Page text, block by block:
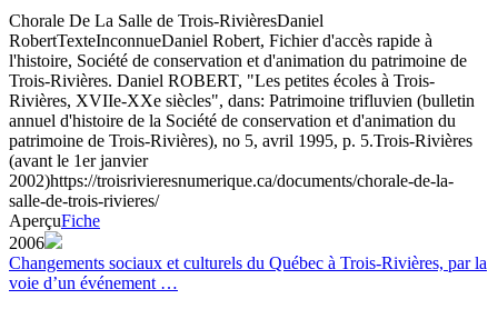
Chorale De La Salle de Trois-RivièresDaniel
RobertTexteInconnueDaniel Robert, Fichier d'accès rapide à
l'histoire, Société de conservation et d'animation du patrimoine de
Trois-Rivières. Daniel ROBERT, "Les petites écoles à Trois-
Rivières, XVIIe-XXe siècles", dans: Patrimoine trifluvien (bulletin
annuel d'histoire de la Société de conservation et d'animation du
patrimoine de Trois-Rivières), no 5, avril 1995, p. 5.Trois-Rivières
(avant le 1er janvier
2002)https://troisrivieresnumerique.ca/documents/chorale-de-la-
salle-de-trois-rivieres/
AperçuFiche
2006
Changements sociaux et culturels du Québec à Trois-Rivières, par la
voie d’un événement …